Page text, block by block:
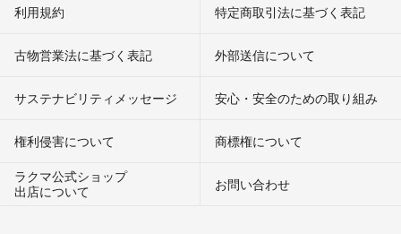
利用規約 特定商取引法に基づく表記
古物営業法に基づく表記 外部送信について
サステナビリティメッセージ 安心・安全のための取り組み
権利侵害について
商標権について
ラクマ公式ショップ
出店について
お問い合わせ